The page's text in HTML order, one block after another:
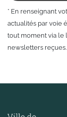
* En renseignant
actualités par voie
tout moment via le
newsletters reçues.